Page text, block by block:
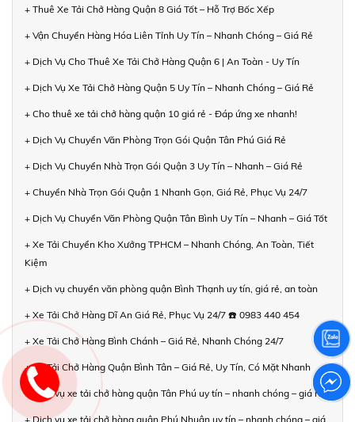
+ Thuê Xe Tải Chở Hàng Quận 8 Giá Tốt – Hỗ Trợ Bốc Xếp
+ Vận Chuyển Hàng Hóa Liên Tỉnh Uy Tín – Nhanh Chóng – Giá Rẻ
+ Dịch Vụ Cho Thuê Xe Tải Chở Hàng Quận 6 | An Toàn - Uy Tín
+ Dịch Vụ Xe Tải Chở Hàng Quận 5 Uy Tín – Nhanh Chóng – Giá Rẻ
+ Cho thuê xe tải chở hàng quận 10 giá rẻ - Đáp ứng xe nhanh!
+ Dịch Vụ Chuyển Văn Phòng Trọn Gói Quận Tân Phú Giá Rẻ
+ Dịch Vụ Chuyển Nhà Trọn Gói Quận 3 Uy Tín – Nhanh – Giá Rẻ
+ Chuyển Nhà Trọn Gói Quận 1 Nhanh Gọn, Giá Rẻ, Phục Vụ 24/7
+ Dịch Vụ Chuyển Văn Phòng Quận Tân Bình Uy Tín – Nhanh – Giá Tốt
+ Xe Tải Chuyển Kho Xưởng TPHCM – Nhanh Chóng, An Toàn, Tiết
Kiệm
+ Dịch vụ chuyển văn phòng quận Bình Thạnh uy tín, giá rẻ, an toàn
+ Xe Tải Chở Hàng Dĩ An Giá Rẻ, Phục Vụ 24/7 ☎️ 0983 440 454
+ Xe Tải Chở Hàng Bình Chánh – Giá Rẻ, Nhanh Chóng 24/7
+ Xe Tải Chở Hàng Quận Bình Tân – Giá Rẻ, Uy Tín, Có Mặt Nhanh
+ Dịch vụ xe tải chở hàng quận Tân Phú uy tín – nhanh chóng – giá rẻ
+ Dịch vụ xe tải chở hàng quận Phú Nhuận uy tín – nhanh chóng – giá